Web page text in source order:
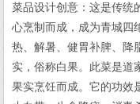
菜品设计创意：这是传统
心烹制而成，成为青城四
热、解暑、健胃补脾、降
实，俗称白果。此菜是道
果实烹饪而成。它的功效